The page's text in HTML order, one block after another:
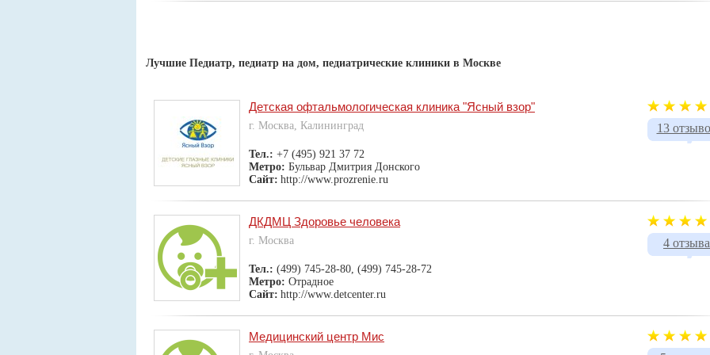
Лучшие Педиатр, педиатр на дом, педиатрические клиники в Москве
13
Детская офтальмологическая клиника "Ясный взор"
г. Москва, Калининград
Тел.: +7 (495) 921 37 72
Метро: Бульвар Дмитрия Донского
Сайт: http://www.prozrenie.ru
4 отзыва
ДКДМЦ Здоровье человека
г. Москва
Тел.: (499) 745-28-80, (499) 745-28-72
Метро: Отрадное
Сайт: http://www.detcenter.ru
Медицинский центр Мис